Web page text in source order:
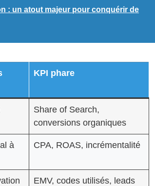
: un atout majeur pour conquérir de
KPI phare
Share of Search,
conversions organiques
à
CPA, ROAS, incrémentalité
EMV, codes utilisés, leads